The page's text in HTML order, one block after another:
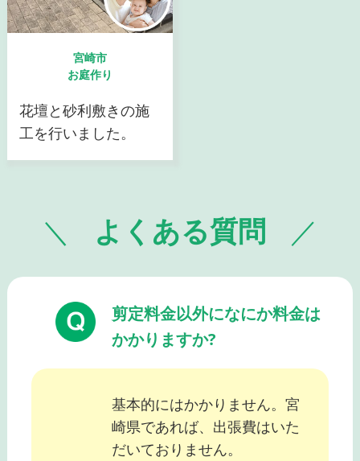
宮崎市
お庭作り
花壇と砂利敷きの施
工を行いました。
よくある質問
剪定料金以外になにか料金は
かかりますか?
基本的にはかかりません。宮
崎県であれば、出張費はいた
だいておりません。